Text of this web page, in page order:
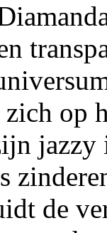
op
jazzy
de